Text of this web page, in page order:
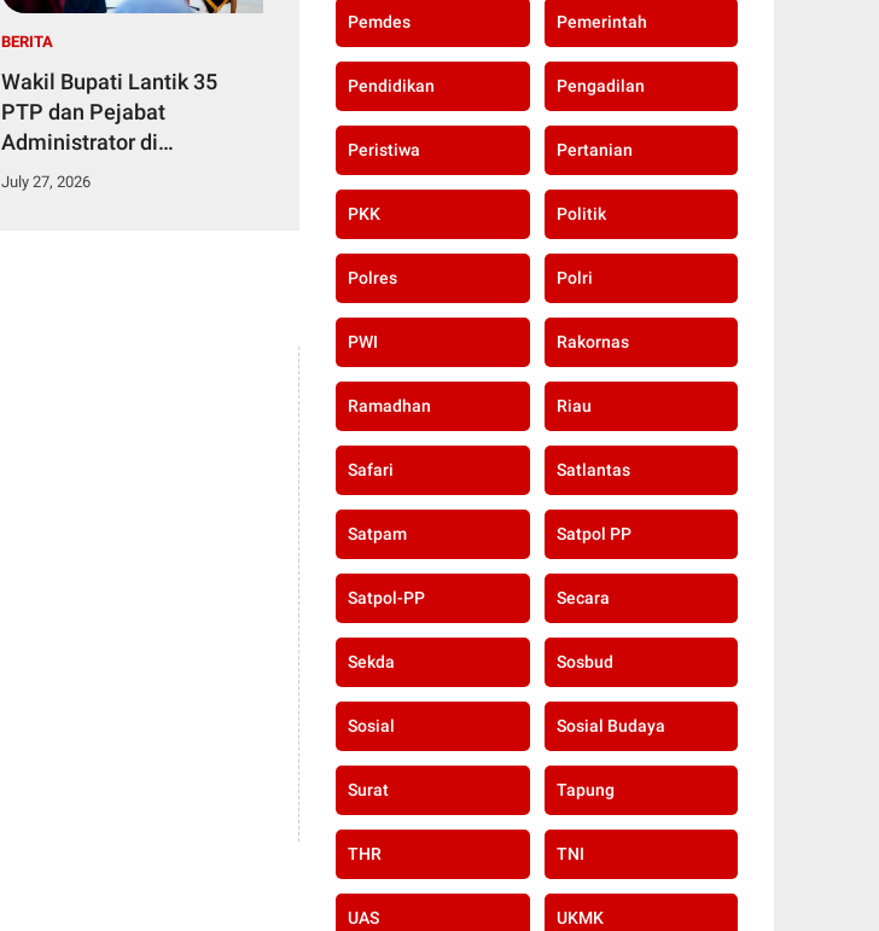
BERITA
Wakil Bupati Lantik 35
PTP dan Pejabat
Administrator di
Lingkungan Pemkab
July 27, 2026
Pemdes Pemerintah
Pendidikan Pengadilan
Peristiwa Pertanian
PKK Politik
Polres Polri
PWI Rakornas
Ramadhan Riau
Safari Satlantas
Satpam Satpol PP
Satpol-PP Secara
Sekda Sosbud
Sosial Sosial Budaya
Surat Tapung
THR TNI
UAS UKMK